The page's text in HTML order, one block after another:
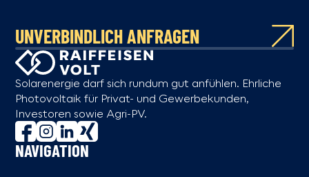
UNVERBINDLICH ANFRAGEN
Solarenergie darf sich rundum gut anfühlen. Ehrliche
Photovoltaik für Privat- und Gewerbekunden,
Investoren sowie Agri-PV.
NAVIGATION